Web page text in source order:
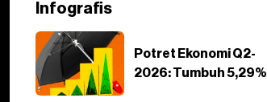
Infografis
Potret Ekonomi Q2-
2026: Tumbuh 5,29%